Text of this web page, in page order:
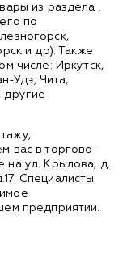
из раздела .
по
и др). Также
числе: Иркутск,
Удэ, Чита,
другие
вас в торгово-
на ул. Крылова, д.
Специалисты
предприятии.